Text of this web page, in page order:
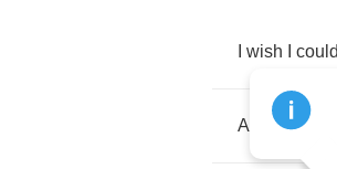
wish could
Although